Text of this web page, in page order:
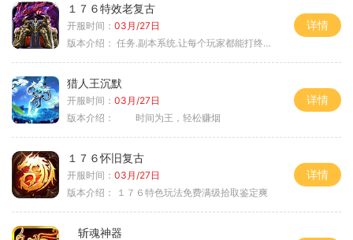
１７６特效老复古
开服时间： 03月/27日
版本介绍： 任务.副本系统.让每个玩家都能打终极BOSS
详情
猎人王沉默
开服时间： 03月/27日
版本介绍：
时间为王，轻松赚烟
详情
１７６怀旧复古
开服时间： 03月/27日
版本介绍：
１７６特色玩法免费满级拾取鉴定爽
详情
斩魂神器